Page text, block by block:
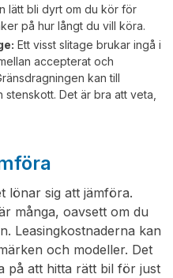
lätt bli dyrt om du kör för
på hur långt du vill köra.
Ett visst slitage brukar ingå i
accepterat och
kan till
Det är bra att veta,
lönar sig att jämföra.
många, oavsett om du
Leasingkostnaderna kan
och modeller. Det
på att hitta rätt bil för just